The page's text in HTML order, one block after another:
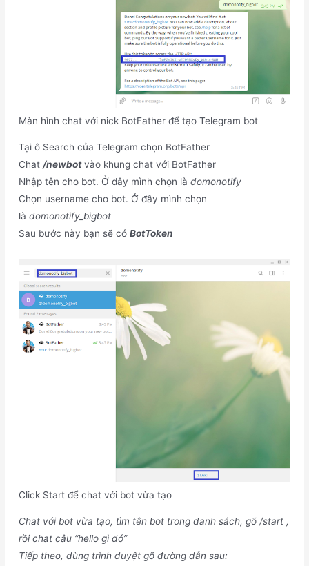
Màn hình chat với nick BotFather để tạo Telegram bot
Tại ô Search của Telegram chọn BotFather
Chat/newbotvào khung chat với BotFather
Nhập tên cho bot. Ở đây mình chọn làdomonotify
Chọn username cho bot. Ở đây mình chọn
làdomonotify_bigbot
Sau bước này bạn sẽ cóBotToken
Click Start để chat với bot vừa tạo
Chat với bot vừa tạo, tìm tên bot trong danh sách, gõ /start ,
rồi chat câu “hello gì đó”
Tiếp theo, dùng trình duyệt gõ đường dẫn sau: